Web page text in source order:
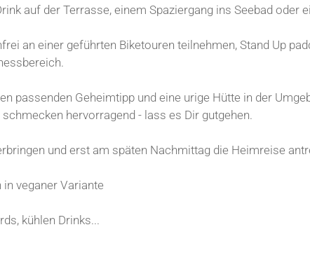
auf der Terrasse, einem Spaziergang ins Seebad oder
an einer geführten Biketouren teilnehmen, Stand Up
passenden Geheimtipp und eine urige Hütte in der
hervorragend - lass es Dir gutgehen.
und erst am späten Nachmittag die Heimreise
veganer Variante
kühlen Drinks...